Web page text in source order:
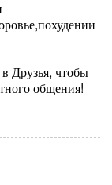
Друзья, чтобы
общения!